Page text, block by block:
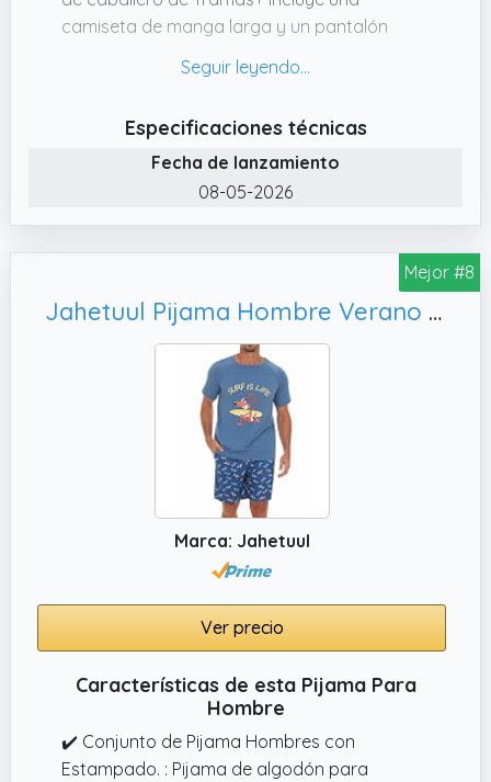
camiseta de manga larga y un pantalón
necesario para las noches más cálidas.
pijama de verano se ajusta perfectamente al
cuerpo aportando una sensación de
✔️ TE OFRECEMOS EL MEJOR DISEÑO: El
verdadero encanto de Tramas+ reside en su
modernos y elegantes que se convierten en
una opción ideal. Cada estampado está
cuidadosamente seleccionado para
satisfacer todos los gustos y estilos,
transformando la moda de hombre, para
sentirse ideal en casa
✔️ FÁCIL DE CUIDAR: Los pijamas de hombre
de Tramas+ combinan practicidad y belleza.
el hogar en España, Italia y Portugal, con
red de 200 tiendas, cada una es un punto de
encuentran, inundando cada espacio y
Especificaciones técnicas
Fecha de lanzamiento
08-05-2026
Mejor #8
Jahetuul Pijama Hombre Verano de Algodón Pijama Corto Hombre con Estampado Conjuntos de Pijamas Cortos Pijamas y Ropa de Estar en Casa
Marca: Jahetuul
Ver precio
Características de esta Pijama Para
Hombre
✔️ Conjunto de Pijama Hombres con
Estampado. : Pijama de algodón para